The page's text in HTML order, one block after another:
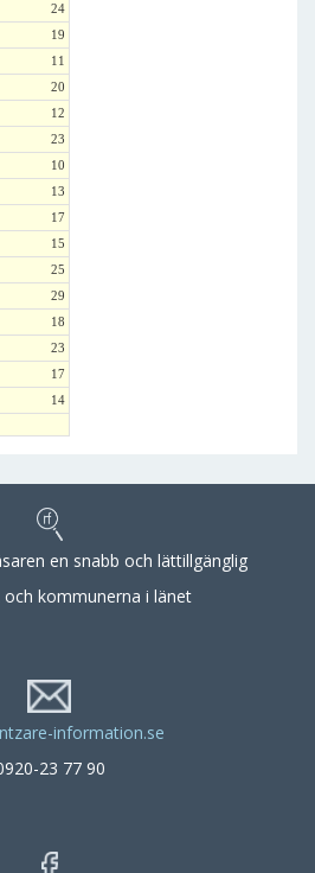
24
19
11
20
12
23
10
13
17
15
25
29
18
23
17
14
en snabb och lättillgänglig
och kommunerna i länet
information.se
23 77 90